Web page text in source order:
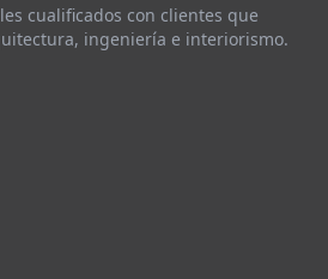
cualificados con clientes que
ingeniería e interiorismo.